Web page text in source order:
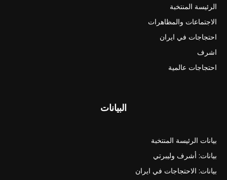
الرئيسة المنتخبة
الاجتماعات والمظاهرات
احتجاجات في ايران
اشرف
احتجاجات عالمية
البيانات
بيانات الرئيسة المنتخبة
بيانات: أشرف وليبرتي
بيانات: الاحتجاجات في ايران